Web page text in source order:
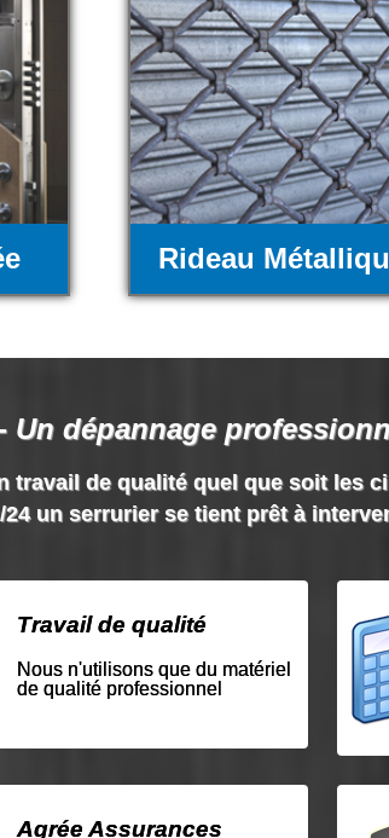
Rideau
Un dépannage
travail de qualité quel que soit les
un serrurier se tient prêt à
Travail de qualité
Nous n'utilisons que du matériel
de qualité professionnel
Agrée Assurances